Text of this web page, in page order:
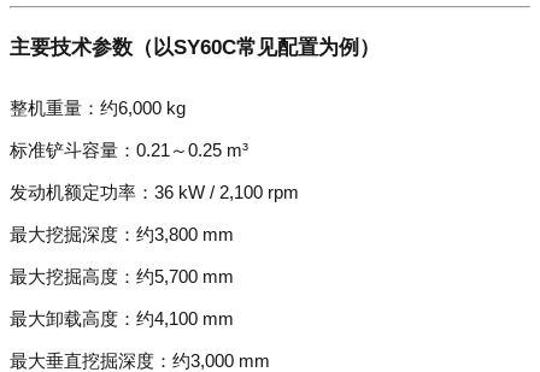
主要技术参数（以SY60C常见配置为例）
整机重量：约6,000 kg
标准铲斗容量：0.21～0.25 m³
发动机额定功率：36 kW / 2,100 rpm
最大挖掘深度：约3,800 mm
最大挖掘高度：约5,700 mm
最大卸载高度：约4,100 mm
最大垂直挖掘深度：约3,000 mm